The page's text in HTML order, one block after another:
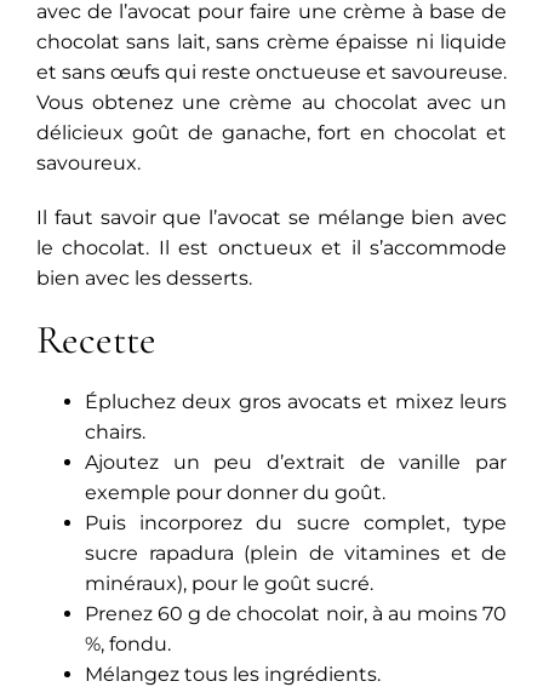
avec de l’avocat pour faire une crème à base de
chocolat sans lait, sans crème épaisse ni liquide
et sans œufs qui reste onctueuse et savoureuse.
Vous obtenez une crème au chocolat avec un
délicieux goût de ganache, fort en chocolat et
savoureux.
Il faut savoir que l’avocat se mélange bien avec
le chocolat. Il est onctueux et il s’accommode
bien avec les desserts.
Recette
Épluchez deux gros avocats et mixez leurs
chairs.
Ajoutez un peu d’extrait de vanille par
exemple pour donner du goût.
Puis incorporez du sucre complet, type
sucre rapadura (plein de vitamines et de
minéraux), pour le goût sucré.
Prenez 60 g de chocolat noir, à au moins 70
%, fondu.
Mélangez tous les ingrédients.